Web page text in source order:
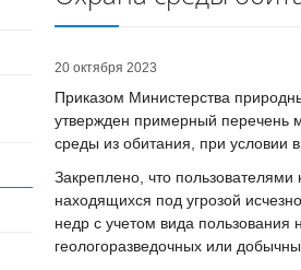
20 октября 2023
Приказом Министерства
утвержден примерный перечень
среды из обитания, при условии
Закреплено, что
находящихся под угрозой
недр с учетом вида
геологоразведочных или